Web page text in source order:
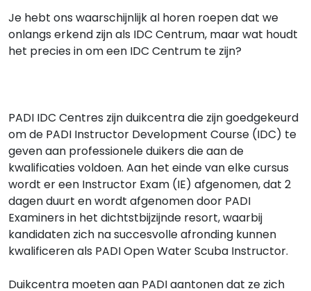
Je hebt ons waarschijnlijk al horen roepen dat we
onlangs erkend zijn als IDC Centrum, maar wat houdt
het precies in om een IDC Centrum te zijn?
PADI IDC Centres zijn duikcentra die zijn goedgekeurd
om de PADI Instructor Development Course (IDC) te
geven aan professionele duikers die aan de
kwalificaties voldoen. Aan het einde van elke cursus
wordt er een Instructor Exam (IE) afgenomen, dat 2
dagen duurt en wordt afgenomen door PADI
Examiners in het dichtstbijzijnde resort, waarbij
kandidaten zich na succesvolle afronding kunnen
kwalificeren als PADI Open Water Scuba Instructor.
Duikcentra moeten aan PADI aantonen dat ze zich